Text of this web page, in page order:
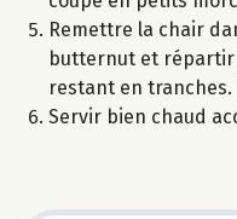
Remettre la chair
butternut et répartir
restant en
Servir bien chaud